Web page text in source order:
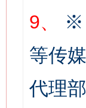
9、
※
等传
代理